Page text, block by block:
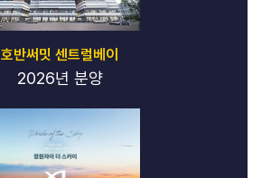
호반써밋 센트럴베이
2026년 분양